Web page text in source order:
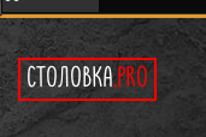
СТОЛОВКА.PRO